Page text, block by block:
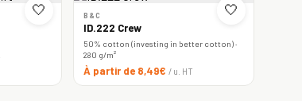
🤍 🤍
B&C
ID.222 Crew
50% cotton (investing in better cotton) ·
280 g/m²
À partir de 8,49€ / u. HT